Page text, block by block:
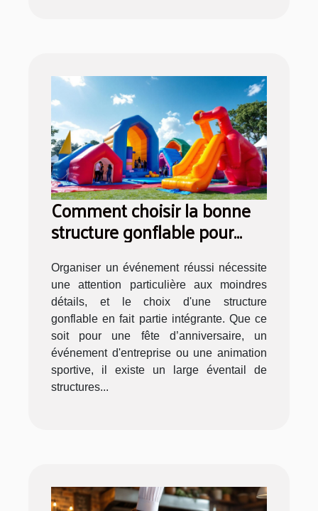
Comment choisir la bonne
structure gonflable pour
votre événement
Organiser un événement réussi nécessite
une attention particulière aux moindres
détails, et le choix d'une structure
gonflable en fait partie intégrante. Que ce
soit pour une fête d’anniversaire, un
événement d'entreprise ou une animation
sportive, il existe un large éventail de
structures...